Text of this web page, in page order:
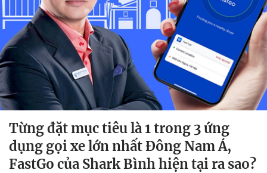
Từng đặt mục tiêu là 1 trong 3 ứng
dụng gọi xe lớn nhất Đông Nam Á,
FastGo của Shark Bình hiện tại ra sao?